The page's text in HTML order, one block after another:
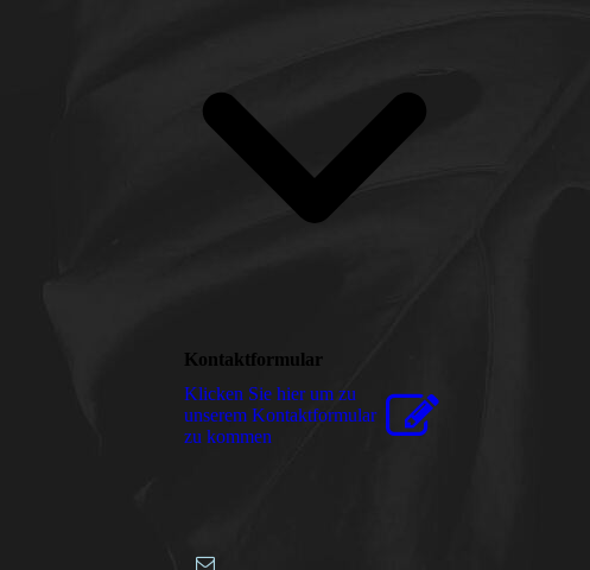
Kontaktformular
Klicken Sie hier um zu
unserem Kon­takt­for­mu­lar
zu kommen